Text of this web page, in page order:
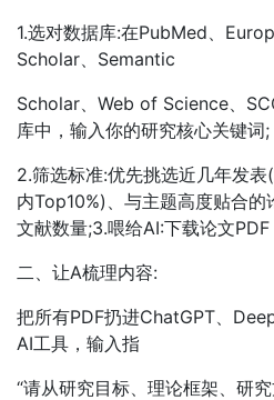
1.选对数据库:在PubMed、
Scholar、Semantic
Scholar、Web of Science、
库中，输入你的研究核心关键词;
2.筛选标准:优先挑选近几年发
内Top10%)、与主题高度贴合
文献数量;3.喂给AI:下载论文PDF
二、让A梳理内容:
把所有PDF扔进ChatGPT、
AI工具，输入指
“请从研究目标、理论框架、研